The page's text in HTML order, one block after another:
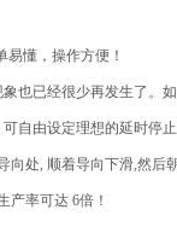
懂，操作方便！
也已经很少再发生了
自由设定理想的延时
处, 顺着导向下滑,然后
率可达 6倍！